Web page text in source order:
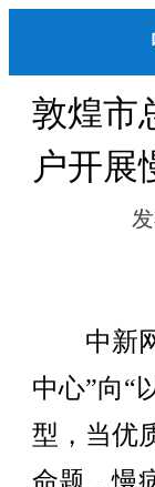
敦煌市
户开展
中新网
中心”向“
型，当优